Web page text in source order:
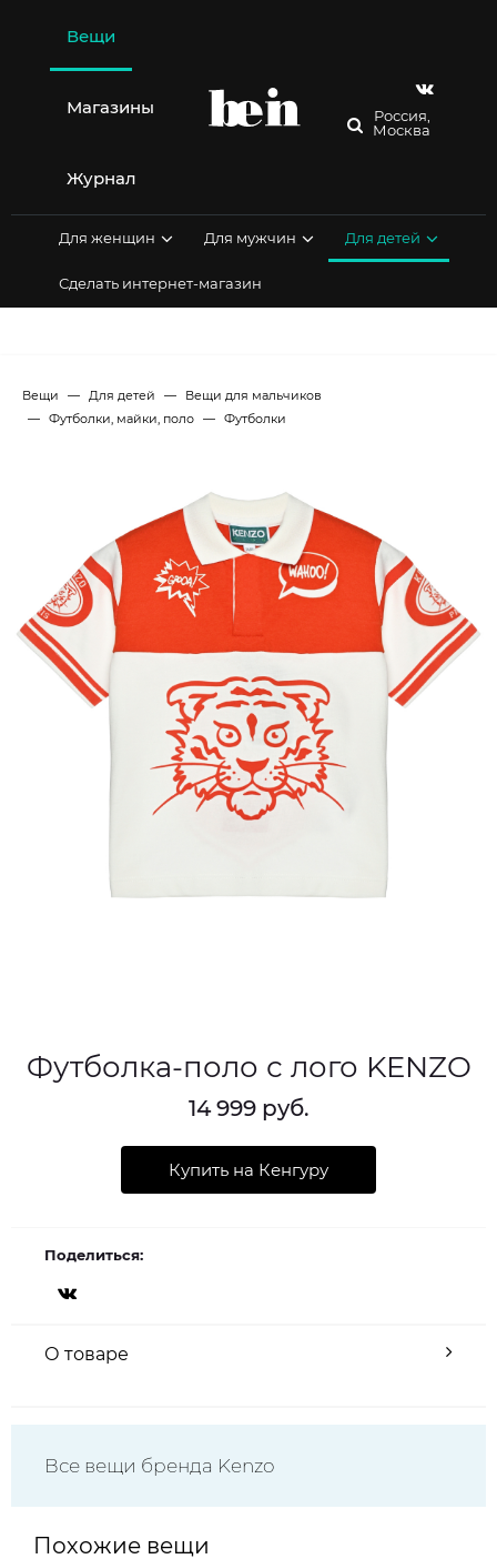
содержимому
Вещи
Магазины
Журнал
Россия,
Москва
Для женщин Для мужчин Для детей
Сделать интернет-магазин
Вещи Для детей
Вещи для мальчиков
Футболки, майки, поло
Футболки
Футболка-поло с лого KENZO
14 999 руб.
Купить на Кенгуру
Поделиться:
О товаре
Все вещи бренда Kenzo
Похожие вещи